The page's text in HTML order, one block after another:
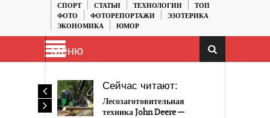
СПОРТ
СТАТЬИ ТЕХНОЛОГИИ
ТОП
ФОТО
ФОТОРЕПОРТАЖИ
ЭЗОТЕРИКА
ЭКОНОМИКА
ЮМОР
Меню
Сейчас читают:
Лесозаготовительная
техника John Deere —